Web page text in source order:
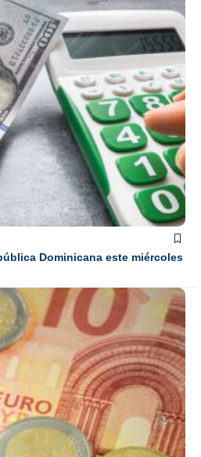
Dominicana este miércoles